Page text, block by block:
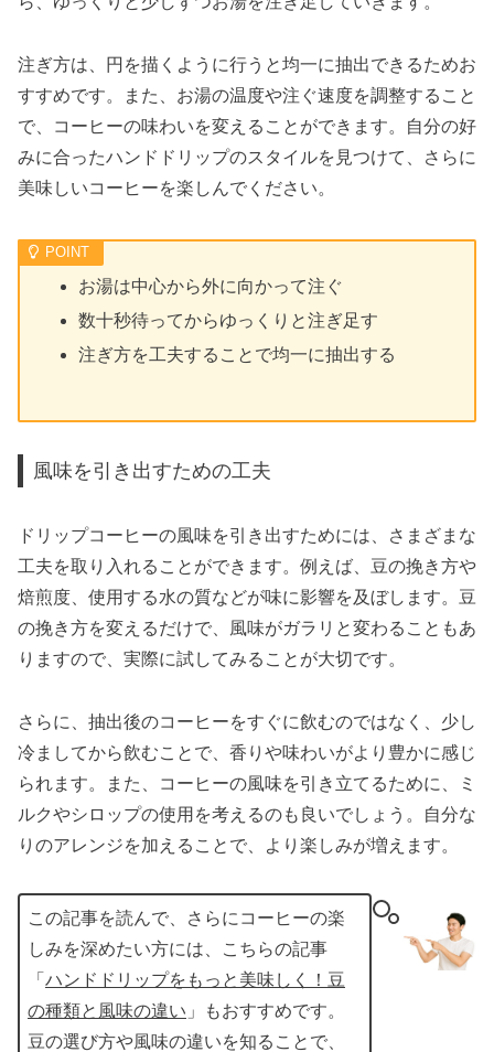
注ぎ方は、円を描くように行うと均一に抽出できるためお
すすめです。また、お湯の温度や注ぐ速度を調整すること
で、コーヒーの味わいを変えることができます。自分の好
みに合ったハンドドリップのスタイルを見つけて、さらに
美味しいコーヒーを楽しんでください。
お湯は中心から外に向かって注ぐ
数十秒待ってからゆっくりと注ぎ足す
注ぎ方を工夫することで均一に抽出する
風味を引き出すための工夫
ドリップコーヒーの風味を引き出すためには、さまざまな
工夫を取り入れることができます。例えば、豆の挽き方や
焙煎度、使用する水の質などが味に影響を及ぼします。豆
の挽き方を変えるだけで、風味がガラリと変わることもあ
りますので、実際に試してみることが大切です。
さらに、抽出後のコーヒーをすぐに飲むのではなく、少し
冷ましてから飲むことで、香りや味わいがより豊かに感じ
られます。また、コーヒーの風味を引き立てるために、ミ
ルクやシロップの使用を考えるのも良いでしょう。自分な
りのアレンジを加えることで、より楽しみが増えます。
この記事を読んで、さらにコーヒーの楽
しみを深めたい方には、こちらの記事
「 ハンドドリップをもっと美味しく！豆
の種類と風味の違い 」もおすすめです。
豆の選び方や風味の違いを知ることで、